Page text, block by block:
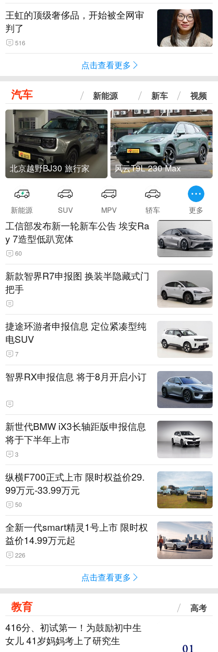
王虹的顶级奢侈品，开始被全网审
判了
516
点击查看更多
汽车 新能源 新车 视频
北京越野BJ30 旅行家 风云T9L 230 Max
新能源 SUV MPV 轿车 更多
工信部发布新一轮新车公告 埃安Ra
y 7造型低趴宽体
60
新款智界R7申报图 换装半隐藏式门
把手
捷途环游者申报信息 定位紧凑型纯
电SUV
7
智界RX申报信息 将于8月开启小订
新世代BMW iX3长轴距版申报信息
将于下半年上市
3
纵横F700正式上市 限时权益价29.
99万元-33.99万元
50
全新一代smart精灵1号上市 限时权
益价14.99万元起
226
点击查看更多
教育 高考
416分、初试第一！为鼓励初中生
女儿 41岁妈妈考上了研究生